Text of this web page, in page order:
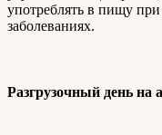
употреблять в пищу
заболеваниях.
Разгрузочный день на